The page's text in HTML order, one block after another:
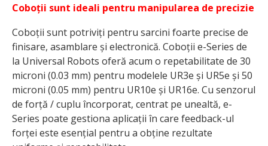
Coboții sunt ideali pentru manipularea de precizie
Coboții sunt potriviți pentru sarcini foarte precise de
finisare, asamblare și electronică. Coboții e-Series de
la Universal Robots oferă acum o repetabilitate de 30
microni (0.03 mm) pentru modelele UR3e și UR5e și 50
microni (0.05 mm) pentru UR10e și UR16e. Cu senzorul
de forță / cuplu încorporat, centrat pe unealtă, e-
Series poate gestiona aplicații în care feedback-ul
forței este esențial pentru a obține rezultate